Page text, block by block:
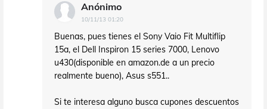
Anónimo
10/11/13 01:20
Buenas, pues tienes el Sony Vaio Fit Multiflip
15a, el Dell Inspiron 15 series 7000, Lenovo
u430(disponible en amazon.de a un precio
realmente bueno), Asus s551..
Si te interesa alguno busca cupones descuentos